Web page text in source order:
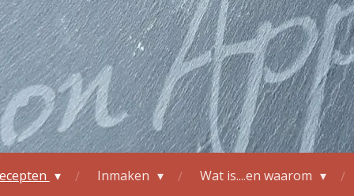
Inmaken Wat is....en waarom